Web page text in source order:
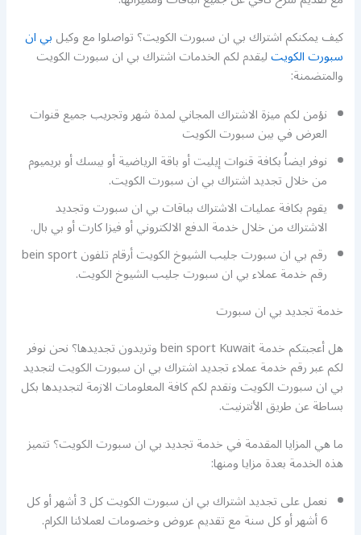
كيف يمكنكم اشتراك بي ان سبورت الكويت؟ تواصلوا مع وكيلبي ان
سبورت الكويتليقدم لكم الخدمات اشتراك بي ان سبورت الكويت
والمتضمنة:
نؤمن لكم ميزة الاشتراك المجاني لمدة شهر وتجريب جميع قنوات
العرض في بين سبورت الكويت
نوفر ايضاُ بكافة قنوات إيليت أو باقة الرياضية أو بيسك أو بريميوم
من خلال تجديد اشتراك بي ان سبورت الكويت.
يقوم بكافة عمليات الاشتراك بباقات بي ان سبورت وتجديد
الاشتراك من خلال خدمة الدفع الالكتروني أو فيزا كارت أو بي بال.
رقم بي ان سبورت جليب الشيوخ الكويت أرقام تلفون bein sport
رقم خدمة عملاء بي ان سبورت جليب الشيوخ الكويت.
خدمة تجديد بي ان سبورت
هل أعجبتكم خدمة bein sport Kuwait وتريدون تجديدها؟ نحن نوفر
لكم عبر رقم خدمة عملاء تجديد اشتراك بي ان سبورت الكويت لتجديد
بي ان سبورت الكويت ونقدم لكم كافة المعلومات الازمة لتجديدها بكل
بساطة عن طريق الأنترنيت.
ما هي المزايا المقدمة في خدمة تجديد بي ان سبورت الكويت؟ تتميز
هذه الخدمة بعدة مزايا ومنها:
نعمل على تجديد اشتراك بي ان سبورت الكويت كل 3 أشهر أو كل
6 أشهر أو كل سنة مع تقديم عروض وخصومات لعملائنا الكرام.